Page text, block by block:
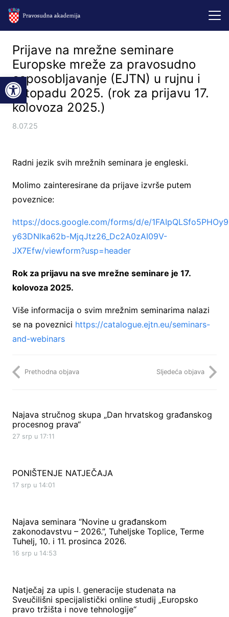
Open toolbar
Prijave na mrežne seminare
Europske mreže za pravosudno
osposobljavanje (EJTN) u rujnu i
listopadu 2025. (rok za prijavu 17.
kolovoza 2025.)
8.07.25
Radni jezik svih mrežnih seminara je engleski.
Molimo zainteresirane da prijave izvrše putem
poveznice:
https://docs.google.com/forms/d/e/
y63DNlka62b-MjqJtz26_Dc2A0zAI09V-
JX7Efw/viewform?usp=header
Rok za prijavu na sve mrežne seminare je 17.
kolovoza 2025.
Više informacija o svim mrežnim seminarima nalazi
se na poveznici https://catalogue.ejtn.eu/seminars-
and-webinars
Prethodna objava Sljedeća objava
Najava stručnog skupa „Dan hrvatskog građanskog
procesnog prava“
27 srp u 17:11
PONIŠTENJE NATJEČAJA
17 srp u 14:01
Najava seminara “Novine u građanskom
zakonodavstvu – 2026.”, Tuheljske Toplice, Terme
Tuhelj, 10. i 11. prosinca 2026.
16 srp u 14:53
Natječaj za upis I. generacije studenata na
Sveučilišni specijalistički online studij „Europsko
pravo tržišta i nove tehnologije“